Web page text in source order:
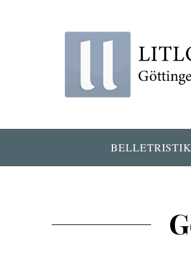
BELLETRISTIK